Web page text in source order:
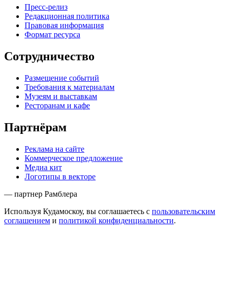
Пресс-релиз
Редакционная политика
Правовая информация
Формат ресурса
Сотрудничество
Размещение событий
Требования к материалам
Музеям и выставкам
Ресторанам и кафе
Партнёрам
Реклама на сайте
Коммерческое предложение
Медиа кит
Логотипы в векторе
— партнер Рамблера
Используя Кудамоскоу, вы соглашаетесь с пользовательским
соглашением и политикой конфиденциальности.